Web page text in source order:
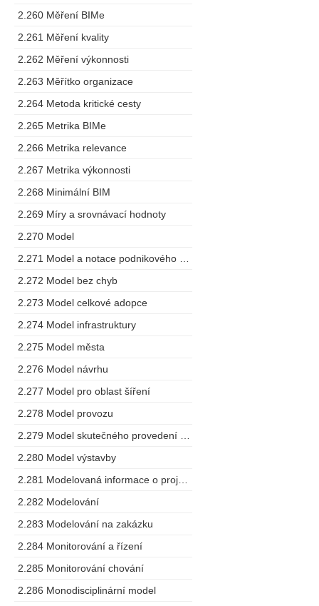
2.260 Měření BIMe
2.261 Měření kvality
2.262 Měření výkonnosti
2.263 Měřítko organizace
2.264 Metoda kritické cesty
2.265 Metrika BIMe
2.266 Metrika relevance
2.267 Metrika výkonnosti
2.268 Minimální BIM
2.269 Míry a srovnávací hodnoty
2.270 Model
2.272 Model bez chyb
2.273 Model celkové adopce
2.274 Model infrastruktury
2.275 Model města
2.276 Model návrhu
2.277 Model pro oblast šíření
2.278 Model provozu
2.280 Model výstavby
2.282 Modelování
2.283 Modelování na zakázku
2.284 Monitorování a řízení
2.285 Monitorování chování
2.286 Monodisciplinární model